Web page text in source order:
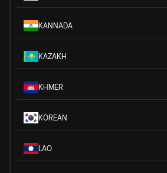
KANNADA
KAZAKH
KHMER
KOREAN
LAO